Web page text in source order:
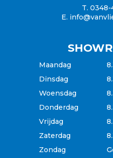
T. 0348-
E.
Maandag
Dinsdag
Woensdag
Donderdag
Vrijdag
Zaterdag
Zondag